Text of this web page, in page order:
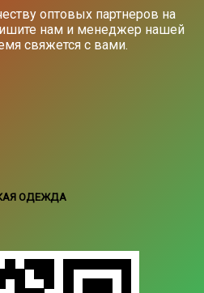
оптовых партнеров на
нам и менеджер нашей
свяжется с вами.
ОДЕЖДА